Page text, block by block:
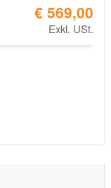
€ 569,00
Exkl. USt.